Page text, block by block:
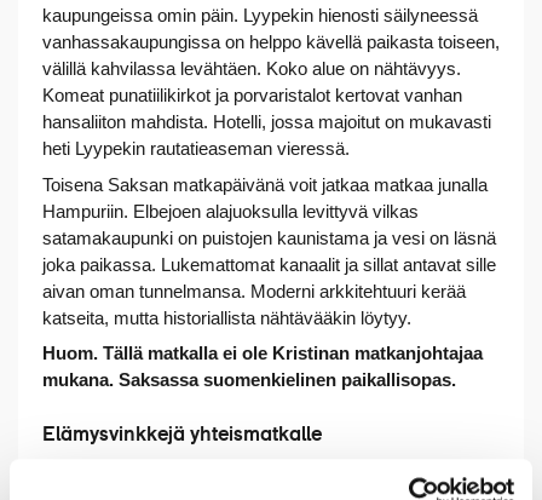
kaupungeissa omin päin. Lyypekin hienosti säilyneessä
vanhassakaupungissa on helppo kävellä paikasta toiseen,
välillä kahvilassa levähtäen. Koko alue on nähtävyys.
Komeat punatiilikirkot ja porvaristalot kertovat vanhan
hansaliiton mahdista. Hotelli, jossa majoitut on mukavasti
heti Lyypekin rautatieaseman vieressä.
Toisena Saksan matkapäivänä voit jatkaa matkaa junalla
Hampuriin. Elbejoen alajuoksulla levittyvä vilkas
satamakaupunki on puistojen kaunistama ja vesi on läsnä
joka paikassa. Lukemattomat kanaalit ja sillat antavat sille
aivan oman tunnelmansa. Moderni arkkitehtuuri kerää
katseita, mutta historiallista nähtävääkin löytyy.
Huom. Tällä matkalla ei ole Kristinan matkanjohtajaa
mukana. Saksassa suomenkielinen paikallisopas.
Elämysvinkkejä yhteismatkalle
Nauti laivalla olosta; Merimaisemien äärellä kiireen